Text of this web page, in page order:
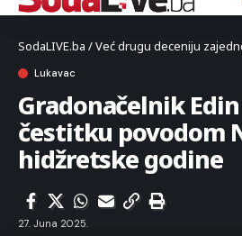
SodaLIVE.ba / Već drugu deceniju
Lukavac
Gradonačelnik
čestitku povodom
hidžretske godine
27. Juna 2025.